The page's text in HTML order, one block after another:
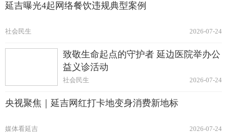
延吉曝光4起网络餐饮违规典型案例
2026-07-24
社会民生
致敬生命起点的守护者 延边医院举办公
益义诊活动
2026-07-24
社会民生
央视聚焦｜延吉网红打卡地变身消费新地标
2026-07-24
媒体看延吉